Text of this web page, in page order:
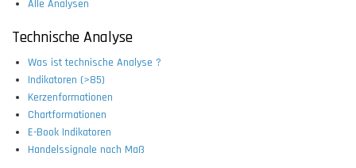
Alle Analysen
Technische Analyse
Was ist technische Analyse ?
Indikatoren (>85)
Kerzenformationen
Chartformationen
E-Book Indikatoren
Handelssignale nach Maß